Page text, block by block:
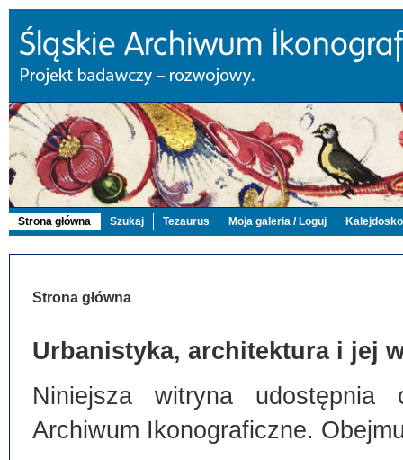
Strona główna Szukaj Tezaurus Moja galeria / Loguj
Strona główna
Urbanistyka, architektura i jej
Niniejsza witryna
Archiwum Ikonograficzne.